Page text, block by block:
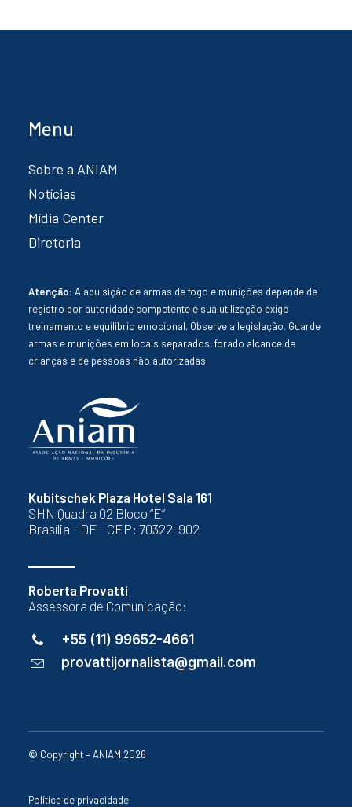
Kubitschek Plaza Hotel Sala 161
SHN Quadra 02 Bloco “E”
Brasília - DF - CEP: 70322-902
Roberta Provatti
Assessora de Comunicação:
+55 (11) 99652-4661
provattijornalista@gmail.com
Menu
Sobre a ANIAM
Notícias
Mídia Center
Diretoria
Atenção: A aquisição de armas de fogo e munições depende de
registro por autoridade competente e sua utilização exige
treinamento e equilíbrio emocional. Observe a legislação. Guarde
armas e munições em locais separados, forado alcance de
crianças e de pessoas não autorizadas.
© Copyright – ANIAM 2026
Política de privacidade